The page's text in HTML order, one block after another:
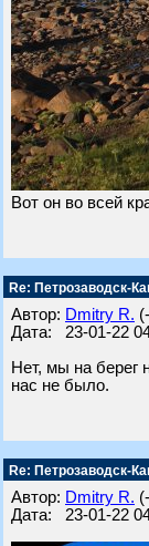
Вот он во всей
Re: Петрозаводск-
Автор: Dmitry R.
Дата: 23-01-22
Нет, мы на берег
нас не было.
Re: Петрозаводск-
Автор: Dmitry R.
Дата: 23-01-22